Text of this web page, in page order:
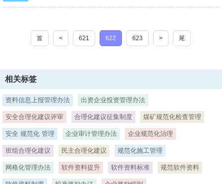
首 < 621 622 623 > 尾
相关标签
资料信息上报管理办法 出资企业投资管理办法
安全合理化建议评审 合理化建议征集制度 煤矿规范化检查管理
安全 规范化 管理 企业审计管理办法 企业规范化治理
班组合理化建议 民主合理化建议 规范化施工管理
网格化管理办法 软件资料提升 软件资料标准 规范软件资料